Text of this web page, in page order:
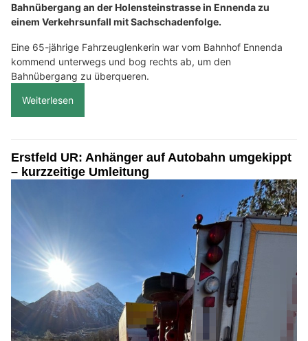
Bahnübergang an der Holensteinstrasse in Ennenda zu
einem Verkehrsunfall mit Sachschadenfolge.
Eine 65-jährige Fahrzeuglenkerin war vom Bahnhof Ennenda
kommend unterwegs und bog rechts ab, um den
Bahnübergang zu überqueren.
Weiterlesen
Erstfeld UR: Anhänger auf Autobahn umgekippt
– kurzzeitige Umleitung